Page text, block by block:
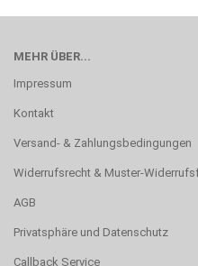
MEHR ÜBER...
Impressum
Kontakt
Versand- & Zahlungsbedingungen
Widerrufsrecht & Muster-
AGB
Privatsphäre und Datenschutz
Callback Service